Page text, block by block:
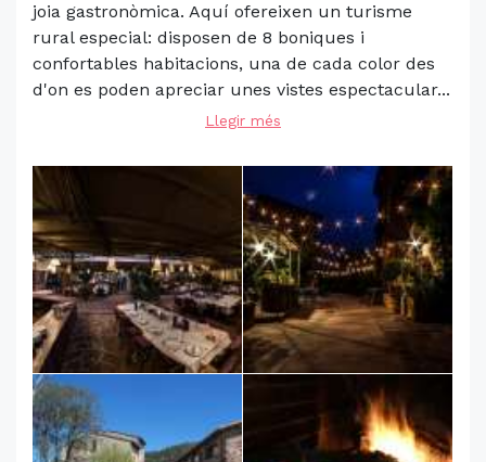
joia gastronòmica. Aquí ofereixen un turisme
rural especial: disposen de 8 boniques i
confortables habitacions, una de cada color des
d'on es poden apreciar unes vistes espectacular...
Llegir més